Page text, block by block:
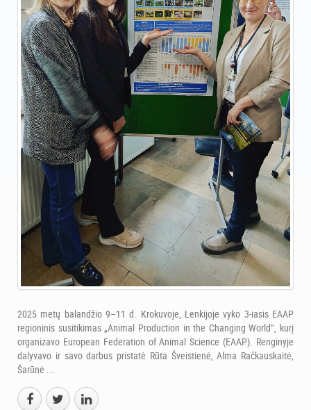
2025 metų balandžio 9–11 d. Krokuvoje, Lenkijoje vyko 3-iasis EAAP
regioninis susitikimas „Animal Production in the Changing World“, kurį
organizavo European Federation of Animal Science (EAAP). Renginyje
dalyvavo ir savo darbus pristatė Rūta Šveistienė, Alma Račkauskaitė,
Šarūnė ...